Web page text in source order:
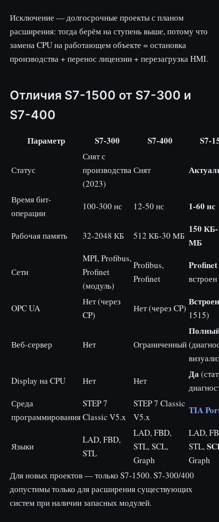
Исключение — долгосрочные проекты с планом
расширения: тогда берём на ступень выше, потому что
замена CPU на работающем объекте = остановка
производства + перенос лицензии + перезагрузка HMI.
Отличия S7-1500 от S7-300 и
S7-400
Параметр S7-300 S7-400 S7-
Статус
Снят с
производства
(2023)
Снят
Время бит-
операции
100-300 нс 12-50 нс 1-60 нс
Рабочая память 32-2048 КБ 512 КБ-30 МБ
150
МБ
Сети
MPI, Profibus,
Profinet
(модуль)
Profibus,
Profinet
Profinet
встроен
OPC UA
Нет (через
CP)
Нет (через CP)
Встроен
1515)
Веб-сервер Нет Ограниченный
Display на CPU
Нет Нет
Да
Среда
программирования
STEP 7
Classic V5.x
STEP 7 Classic
V5.x
TIA
Языки
LAD, FBD,
STL
LAD, FBD,
STL, SCL,
Graph
LAD,
STL,
Graph
Для новых проектов — только S7-1500. S7-300/400
допустимы только для расширения существующих
систем при наличии запасных модулей.